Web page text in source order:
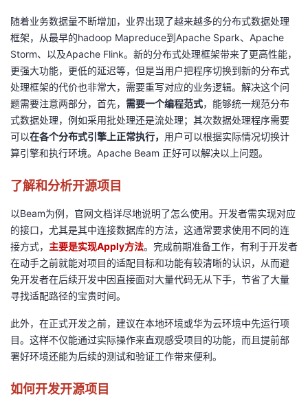
我
的
博
客
我
的
论
坛
我
的
圈
子
我
的
直
播
我
的
活
动
我
的
关
注
者
学
堂
我
的
课
程
我
的
认
证
我
的
实
验
我
的
收
支
持
我
的
技
术
支
持
我
的
云
声
建
议
随着业务数据量不断增加，业界出现了越来越多的分布式数据处理
框架，从最早的hadoop Mapreduce到Apache Spark、Apache
Storm、以及Apache Flink。新的分布式处理框架带来了更高性能，
更强大功能，更低的延迟等，但是当用户把程序切换到新的分布式
处理框架的代价也非常大，需要重写对应的业务逻辑。解决这个问
题需要注意两部分，首先， 需要一个编程范式，能够统一规范分布
式数据处理，例如采用批处理还是流处理；其次数据处理程序需要
可以在各个分布式引擎上正常执行， 用户可以根据实际情况切换计
算引擎和执行环境。Apache Beam 正好可以解决以上问题。
了解和分析开源项目
以Beam为例，官网文档详尽地说明了怎么使用。开发者需实现对应
的接口，尤其是其中连接数据库的方法，这通常要求使用不同的连
接方式， 主要是实现Apply方法。完成前期准备工作，有利于开发者
在动手之前就能对项目的适配目标和功能有较清晰的认识，从而避
免开发者在后续开发中因直接面对大量代码无从下手，节省了大量
寻找适配路径的宝贵时间。
此外，在正式开发之前，建议在本地环境或华为云环境中先运行项
目。这样不仅能通过实际操作来直观感受项目的功能，而且提前部
署好环境还能为后续的测试和验证工作带来便利。
如何开发开源项目